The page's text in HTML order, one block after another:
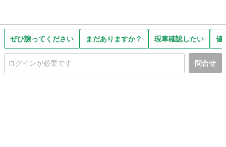
ぜひ譲ってください まだありますか？ 現車確認したい 値
問合せ